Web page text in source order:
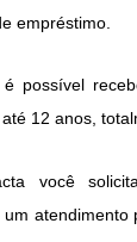
empréstimo.
é possível
12 anos,
você
atendimento